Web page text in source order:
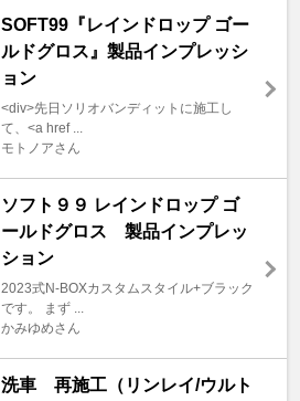
SOFT99『レインドロップ ゴー
ルドグロス』製品インプレッシ
ョン
<div>先日ソリオバンディットに施工し
て、<a href ...
モトノアさん
ソフト９９ レインドロップ ゴ
ールドグロス 製品インプレッ
ション
2023式N-BOXカスタムスタイル+ブラック
です。 まず ...
かみゆめさん
洗車 再施工（リンレイ/ウルト